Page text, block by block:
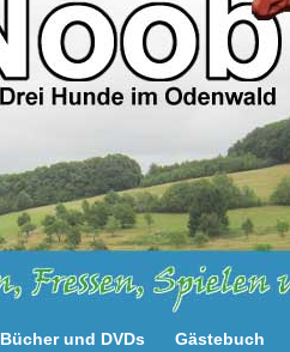
Bücher und DVDs Gästebuch